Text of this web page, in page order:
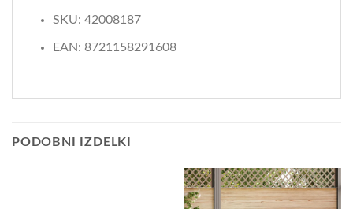
SKU: 42008187
EAN: 8721158291608
PODOBNI IZDELKI